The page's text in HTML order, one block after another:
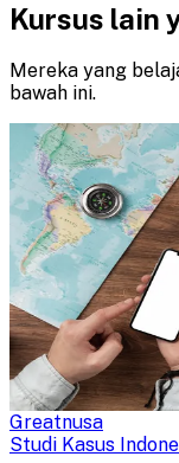
Kursus lain
Mereka yang
bawah ini.
Greatnusa
Studi Kasus